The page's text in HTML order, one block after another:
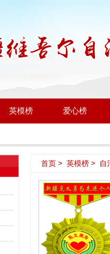
英模榜 爱心榜
首页 > 英模榜 > 自